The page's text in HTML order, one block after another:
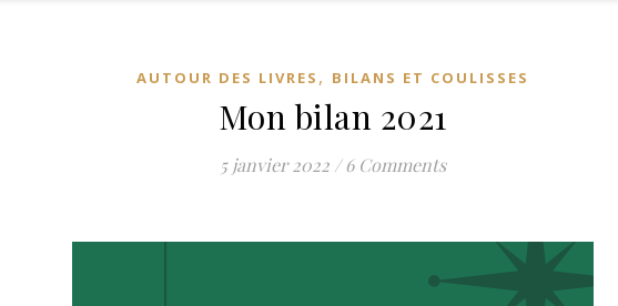
AUTOUR DES LIVRES , BILANS ET COULISSES
Mon bilan 2021
5 janvier 2022 / 6 Comments